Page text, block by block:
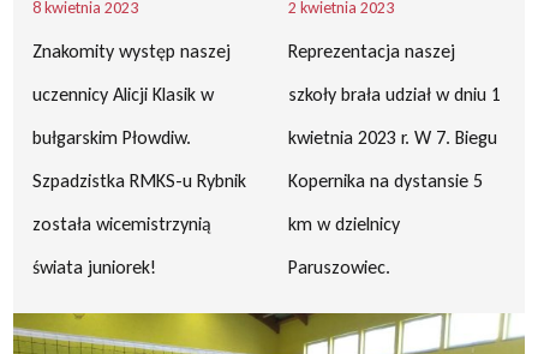
8 kwietnia 2023
Znakomity występ naszej
uczennicy Alicji Klasik w
bułgarskim Płowdiw.
Szpadzistka RMKS-u Rybnik
została wicemistrzynią
świata juniorek!
2 kwietnia 2023
Reprezentacja naszej
szkoły brała udział w dniu 1
kwietnia 2023 r. W 7. Biegu
Kopernika na dystansie 5
km w dzielnicy
Paruszowiec.